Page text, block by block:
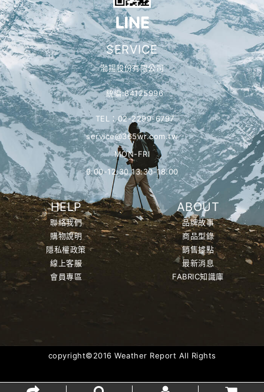
SERVICE
渤揚股份有限公司
統編:84125996
TEL：02-2299-6797
service@365wr.com.tw
MON-FRI
9:00-12:30 13:30-18:00
HELP
聯絡我們
購物說明
隱私權政策
線上客服
會員專區
ABOUT
品牌故事
商品型錄
銷售據點
最新消息
FABRIC知識庫
copyright©2016 Weather Report All Rights